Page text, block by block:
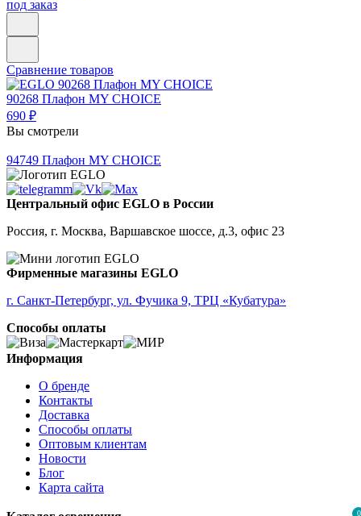
0
под заказ
Сравнение товаров
90268 Плафон MY CHOICE
690 ₽
Вы смотрели
94749 Плафон MY CHOICE
Центральный офис EGLO в России
Россия, г. Москва, Варшавское шоссе, д.3, офис 23
Фирменные магазины EGLO
г. Санкт-Петербург, ул. Фучика 9, ТРЦ «Кубатура»
Способы оплаты
Информация
О бренде
Контакты
Доставка
Способы оплаты
Оптовым клиентам
Новости
Блог
Карта сайта